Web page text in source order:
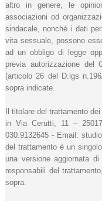
altro in genere, le
associazioni od
sindacale, nonché i dati
vita sessuale, possono
ad un obbligo di legge
previa autorizzazione del
(articolo 26 del D.lgs
sopra indicate.
Il titolare del trattamento
in Via Cerutti, 11 –
030.9132645 - Email:
del trattamento è un
una versione aggiornata
responsabili del
sopra.